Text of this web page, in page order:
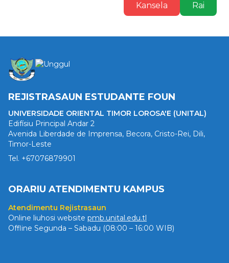
Kansela Rai
REJISTRASAUN ESTUDANTE FOUN
UNIVERSIDADE ORIENTAL TIMOR LOROSA'E (UNITAL)
Edifísiu Principal Andar 2
Avenida Liberdade de Imprensa, Becora, Cristo-Rei, Dili,
Timor-Leste
Tel. +67076879901
ORARIU ATENDIMENTU KAMPUS
Atendimentu Rejistrasaun
Online liuhosi website pmb.unital.edu.tl
Offline Segunda – Sabadu (08:00 – 16:00 WIB)